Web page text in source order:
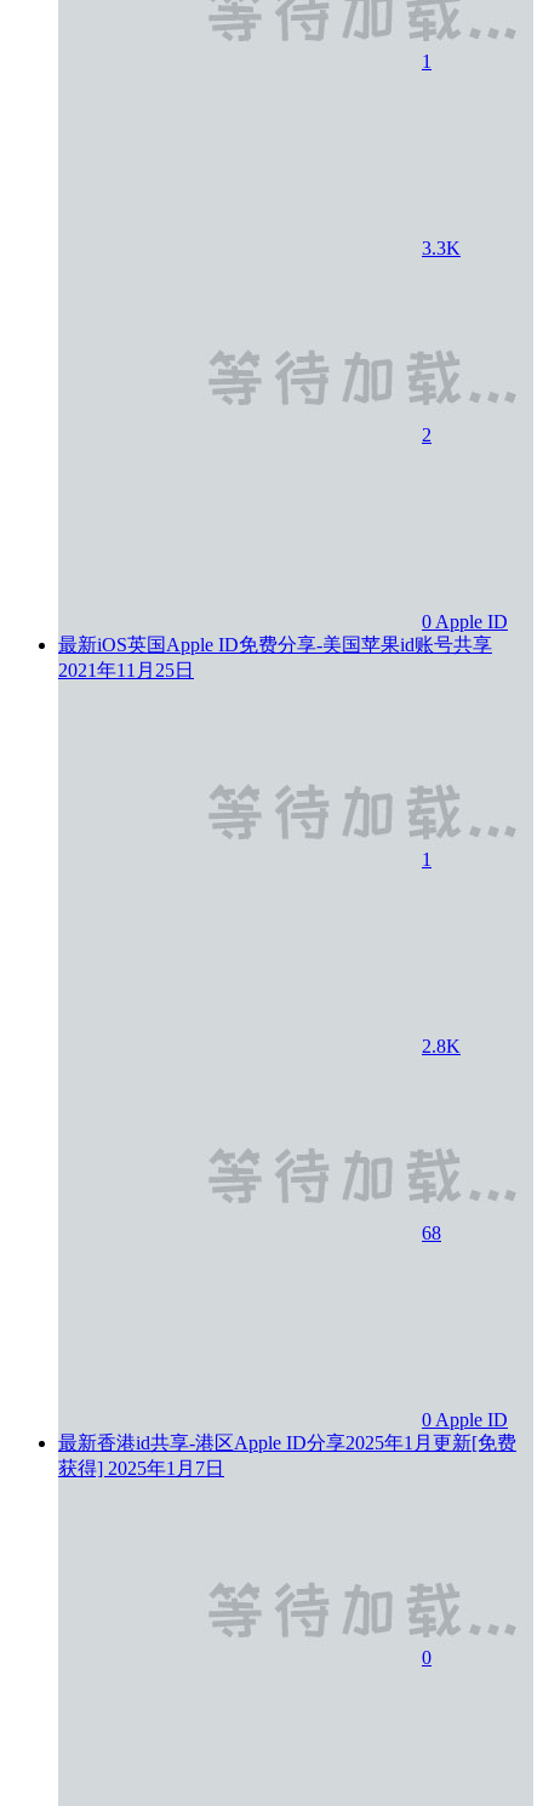
1
3.3K
2
0 Apple ID
最新iOS英国Apple ID免费分享-美国苹果id账号共享
2021年11月25日
1
2.8K
68
0 Apple ID
最新香港id共享-港区Apple ID分享2025年1月更新[免费
获得] 2025年1月7日
0